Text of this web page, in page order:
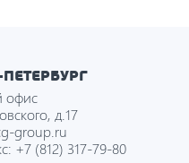
офис
д.17
group.ru
+7 (812) 317-79-80